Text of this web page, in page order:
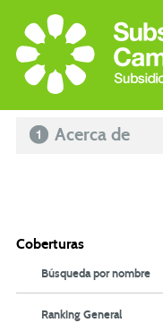
Acerca de
Coberturas
Búsqueda por nombre
Ranking General